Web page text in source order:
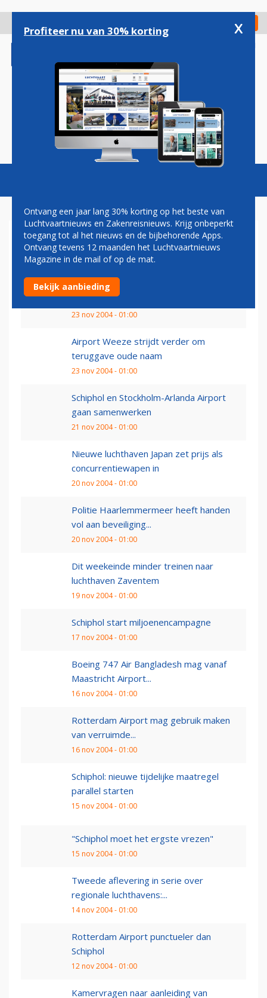
gaan
Check in
Magazine Podcasts Vacatures
AIRPORTS
Tv-programma: luchtaanval op Londen
voorkomen
23 nov 2004 - 01:00
Airport Weeze strijdt verder om
teruggave oude naam
23 nov 2004 - 01:00
Schiphol en Stockholm-Arlanda Airport
gaan samenwerken
21 nov 2004 - 01:00
Nieuwe luchthaven Japan zet prijs als
concurrentiewapen in
20 nov 2004 - 01:00
Politie Haarlemmermeer heeft handen
vol aan beveiliging...
20 nov 2004 - 01:00
Dit weekeinde minder treinen naar
luchthaven Zaventem
19 nov 2004 - 01:00
Schiphol start miljoenencampagne
17 nov 2004 - 01:00
Boeing 747 Air Bangladesh mag vanaf
Maastricht Airport...
16 nov 2004 - 01:00
Rotterdam Airport mag gebruik maken
van verruimde...
16 nov 2004 - 01:00
Schiphol: nieuwe tijdelijke maatregel
parallel starten
15 nov 2004 - 01:00
"Schiphol moet het ergste vrezen"
15 nov 2004 - 01:00
Tweede aflevering in serie over
regionale luchthavens:...
14 nov 2004 - 01:00
Rotterdam Airport punctueler dan
Schiphol
12 nov 2004 - 01:00
Kamervragen naar aanleiding van
Profiteer nu van 30% korting x
Ontvang een jaar lang 30% korting op het beste van
Luchtvaartnieuws en Zakenreisnieuws. Krijg onbeperkt
toegang tot al het nieuws en de bijbehorende Apps.
Ontvang tevens 12 maanden het Luchtvaartnieuws
Magazine in de mail of op de mat.
Bekijk aanbieding